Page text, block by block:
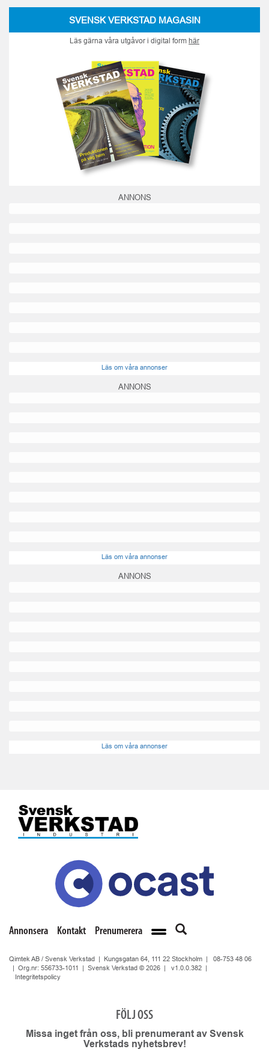
SVENSK VERKSTAD MAGASIN
Läs gärna våra utgåvor i digital form här
ANNONS
Läs om våra annonser
ANNONS
Läs om våra annonser
ANNONS
Läs om våra annonser
Annonsera Kontakt Prenumerera
Qimtek AB / Svensk Verkstad | Kungsgatan 64, 111 22 Stockholm | 08-753 48 06
| Org.nr: 556733-1011 | Svensk Verkstad © 2026 | v1.0.0.382
Integritetspolicy
FÖLJ OSS
Missa inget från oss, bli prenumerant av Svensk
Verkstads nyhetsbrev!